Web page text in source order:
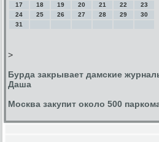
17
18 19 20 21 22
23
24
25 26 27 28 29
30
31
>
Бурда закрывает дамские
Даша
Москва закупит около 500